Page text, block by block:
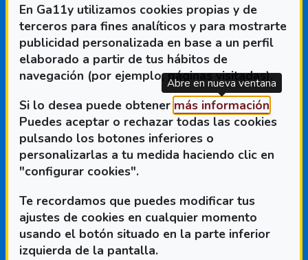
En Ga11y utilizamos cookies propias y de
terceros para fines analíticos y para mostrarte
publicidad personalizada en base a un perfil
elaborado a partir de tus hábitos de
navegación (por ejemplo, páginas visitadas).
Si lo desea puede obtener más información(Abre
.
Puedes aceptar o rechazar todas las cookies
pulsando los botones inferiores o
personalizarlas a tu medida haciendo clic en
"configurar cookies".
Te recordamos que puedes modificar tus
ajustes de cookies en cualquier momento
usando el botón situado en la parte inferior
izquierda de la pantalla.
Abre en nueva ventana
FILTROS
Diccionario, 2 resultados
A
B
C
D
E
G
I
P
S
T
Términos que comienzan por
'C'
CAMPER
Redes sociales de Fundación
Si quieres saber más de Fundación